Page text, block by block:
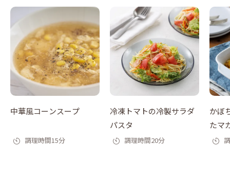
中華風コーンスープ
調理時間15分
冷凍トマトの冷製サラダ
パスタ
調理時間20分
かぼ
たマ